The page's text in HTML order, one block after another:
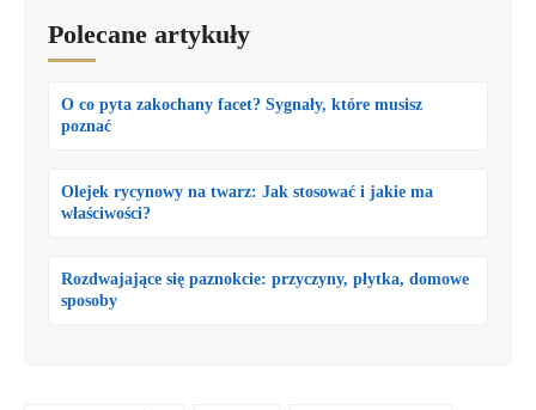
Polecane artykuły
O co pyta zakochany facet? Sygnały, które musisz
poznać
Olejek rycynowy na twarz: Jak stosować i jakie ma
właściwości?
Rozdwajające się paznokcie: przyczyny, płytka, domowe
sposoby